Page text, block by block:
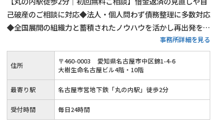
己破産のご相談に対応◆法人・個人問わず債務整理に多数対応
◆全国展開の組織力と蓄積されたノウハウを活かし再出発をサ
ポート◆プライバシーに配慮した安心の相談環境◆一人で抱え
込まず弁護士へご相談ください
事務所詳細を見る
住所 〒460-0003
愛知県名古屋市中区錦1-4-6
大樹生命名古屋ビル4階・10階
最寄り駅 名古屋市営地下鉄「丸の内駅」徒歩2分
受付時間 毎日24時間